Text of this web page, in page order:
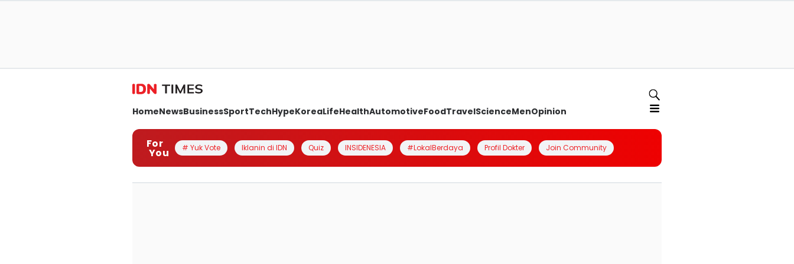
HomeNewsBusinessSportTechHypeKoreaLifeHealthAutomotiveFoodTravelScienceMenOpinion
For
You # Yuk Vote Iklanin di IDN Quiz INSIDENESIA #LokalBerdaya Profil Dokter Join Community